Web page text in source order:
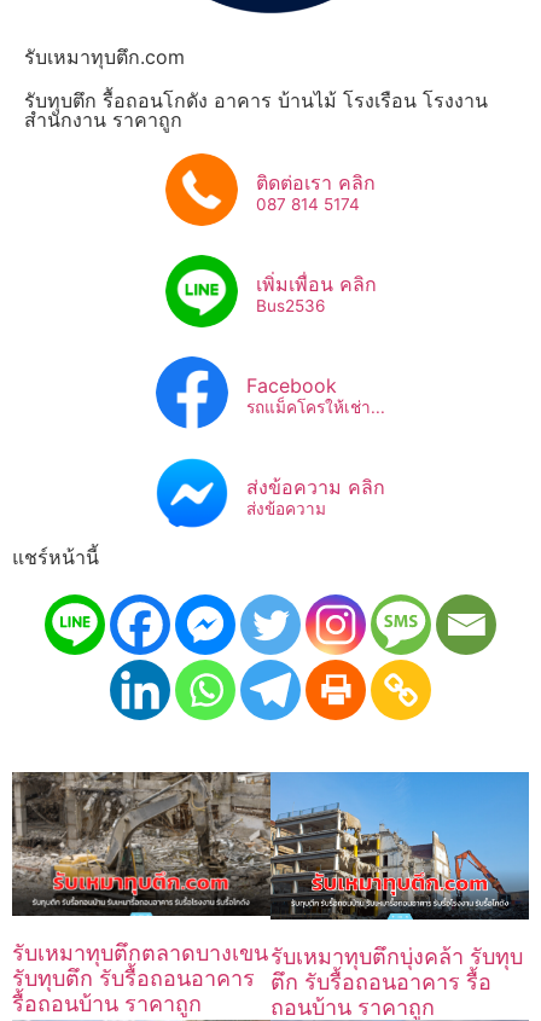
รับเหมาทุบตึก.com
รับทุบตึก รื้อถอนโกดัง อาคาร บ้านไม้ โรงเรือน โรงงาน
สำนักงาน ราคาถูก
ติดต่อเรา คลิก
087 814 5174
เพิ่มเพื่อน คลิก
Bus2536​
Facebook
รถแม็คโครให้เช่า...
ส่งข้อความ คลิก
ส่งข้อความ
แชร์หน้านี้
รับเหมาทุบตึกตลาดบางเขน
รับทุบตึก รับรื้อถอนอาคาร
รื้อถอนบ้าน ราคาถูก
รับเหมาทุบตึกบุ่งคล้า รับทุบ
ตึก รับรื้อถอนอาคาร รื้อ
ถอนบ้าน ราคาถูก